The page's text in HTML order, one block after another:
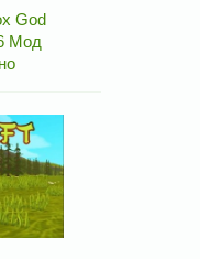
God
Мод